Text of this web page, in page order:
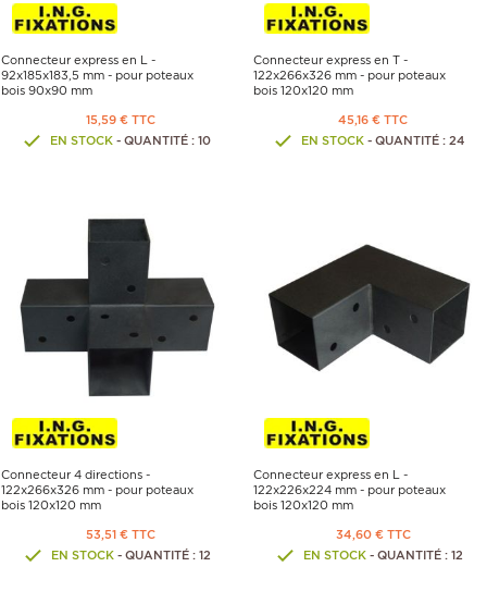
Connecteur express en L -
92x185x183,5 mm - pour poteaux
bois 90x90 mm
15,59 € TTC
EN STOCK - QUANTITÉ : 10
Connecteur express en T -
122x266x326 mm - pour poteaux
bois 120x120 mm
45,16 € TTC
EN STOCK- QUANTITÉ : 24
Connecteur 4 directions -
122x266x326 mm - pour poteaux
bois 120x120 mm
53,51 € TTC
EN STOCK- QUANTITÉ : 12
Connecteur express en L -
122x226x224 mm - pour poteaux
bois 120x120 mm
34,60 € TTC
EN STOCK- QUANTITÉ : 12